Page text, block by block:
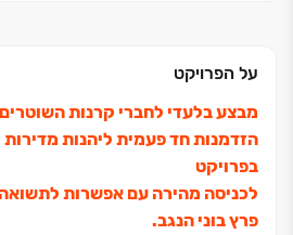
על הפרויקט
מבצע בלעדי לחברי קרנות
הזדמנות חד פעמית ליהנות מדירות
בפרויקט
לכניסה מהירה עם אפשרות
פרץ בוני הנגב.